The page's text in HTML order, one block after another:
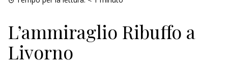
INDUSTRIA
RICERCA
ECONOMIA
L’ammiraglio Ribuffo a
Livorno